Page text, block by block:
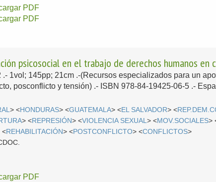
PDF
PDF
psicosocial en el trabajo de derechos humanos en
.- 1vol; 145pp; 21cm .-(Recursos especializados para un
posconflicto y tensión) .- ISBN 978-84-19425-06-5 .-
> <HONDURAS> <GUATEMALA> <EL SALVADOR> <
> <REPRESIÓN> <VIOLENCIA SEXUAL> <MOV.SOCIALES>
<REHABILITACIÓN> <POSTCONFLICTO> <CONFLICTOS>
PDF